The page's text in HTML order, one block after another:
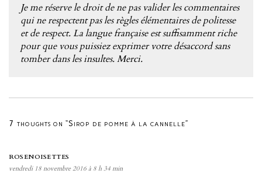
Je me réserve le droit de ne pas valider les commentaires
qui ne respectent pas les règles élémentaires de politesse
et de respect. La langue française est suffisamment riche
pour que vous puissiez exprimer votre désaccord sans
tomber dans les insultes. Merci.
7 thoughts on “Sirop de pomme à la cannelle”
ROSENOISETTES
vendredi 18 novembre 2016 à 8 h 34 min